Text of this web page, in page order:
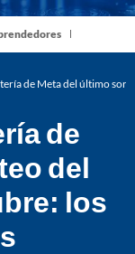
de Meta del último
de
del
los